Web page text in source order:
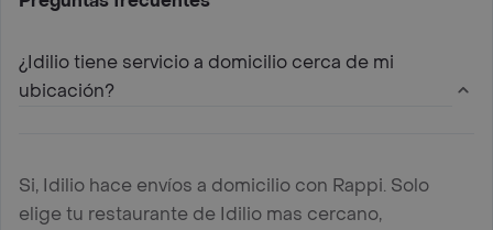
¿Idilio tiene servicio a domicilio cerca de mi
ubicación?
Si, Idilio hace envíos a domicilio con Rappi. Solo
elige tu restaurante de Idilio mas cercano,